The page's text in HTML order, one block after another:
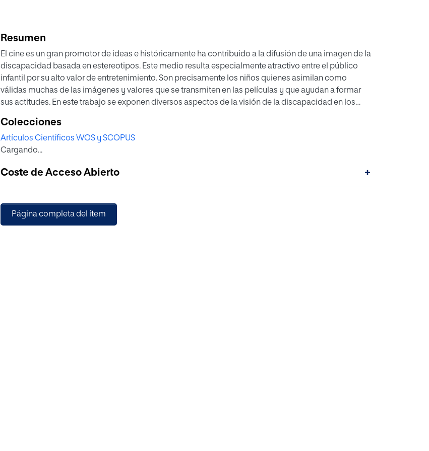
Resumen
El cine es un gran promotor de ideas e históricamente ha contribuido a la difusión de una imagen de la
discapacidad basada en estereotipos. Este medio resulta especialmente atractivo entre el público
infantil por su alto valor de entretenimiento. Son precisamente los niños quienes asimilan como
válidas muchas de las imágenes y valores que se transmiten en las películas y que ayudan a formar
sus actitudes. En este trabajo se exponen diversos aspectos de la visión de la discapacidad en los
Blancanieves y los siete enanitos, Alicia en el País de las Maravillas y Peter Pan. Estas tres películas han
sido ampliamente difundidas y han marcado a tres generaciones diferentes. Por ello, se hace un
análisis de los personajes con discapacidad que aparecen en estos largometrajes y la imagen de la
la influencia que pueden tener los mismos en el público infantil al cual van dirigidas estas cintas.
Colecciones
Artículos Científicos WOS y SCOPUS
Cargando...
Coste de Acceso Abierto +
Página completa del ítem